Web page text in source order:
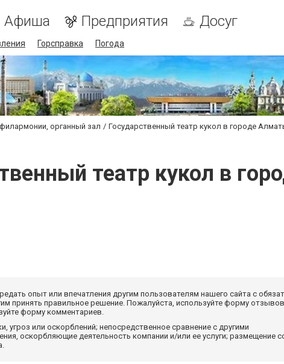
Афиша Предприятия Досуг
Горсправка Погода
органный зал Государственный театр кукол в городе
театр кукол в
опыт или впечатления другим пользователям нашего сайта с
принять правильное решение. Пожалуйста, используйте форму
форму комментариев.
угроз или оскорблений; непосредственное сравнение с другими
оскорбляющие деятельность компании и/или ее услуги; размещение